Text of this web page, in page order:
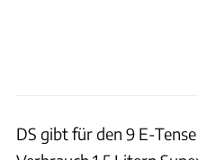
DS gibt für den 9 E-